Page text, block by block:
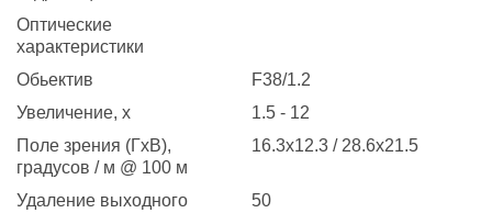
Оптические
характеристики
Обьектив
F38/1.2
Увеличение, x
1.5 - 12
Поле зрения (ГхВ),
градусов / м @ 100 м
16.3x12.3 / 28.6x21.5
Удаление выходного
50